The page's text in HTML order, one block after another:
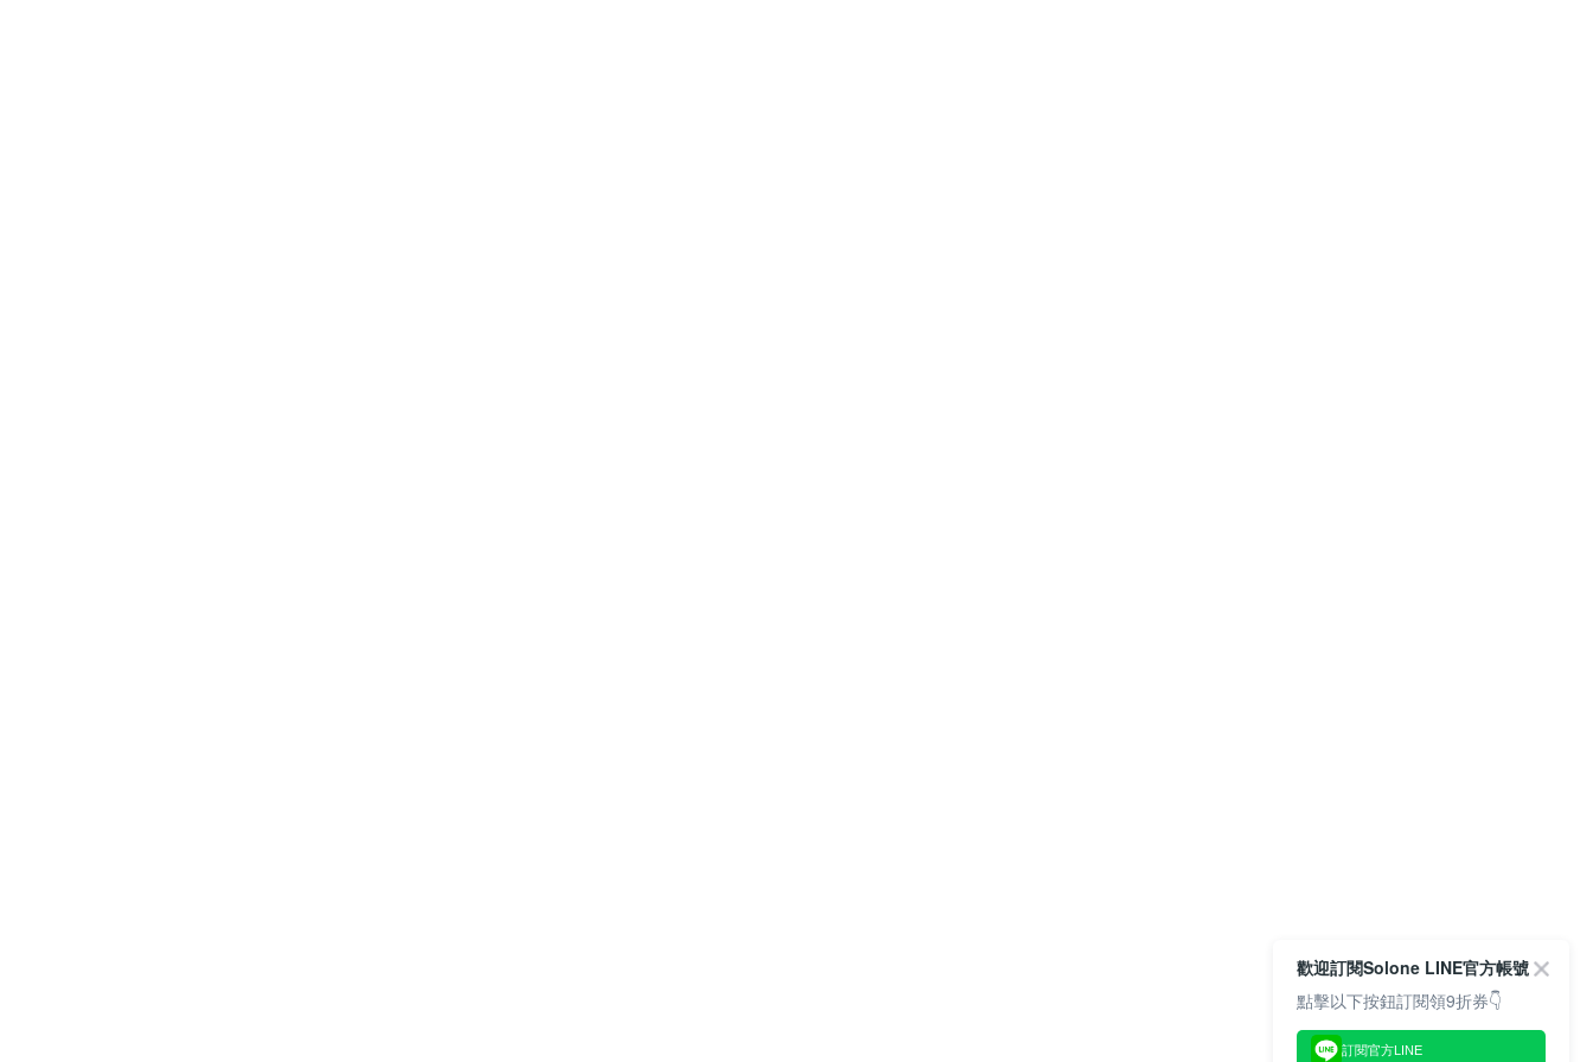
歡迎訂閱Solone LINE官方帳號
點擊以下按鈕訂閱領9折券👇
訂閱官方LINE